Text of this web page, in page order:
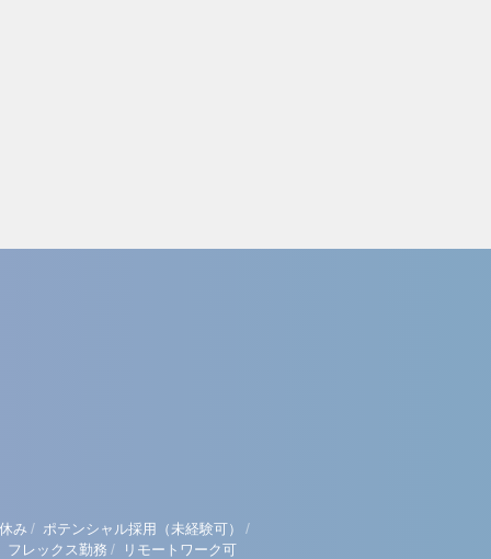
み / ポテンシャル採用（未経験可） /
フレックス勤務 / リモートワーク可